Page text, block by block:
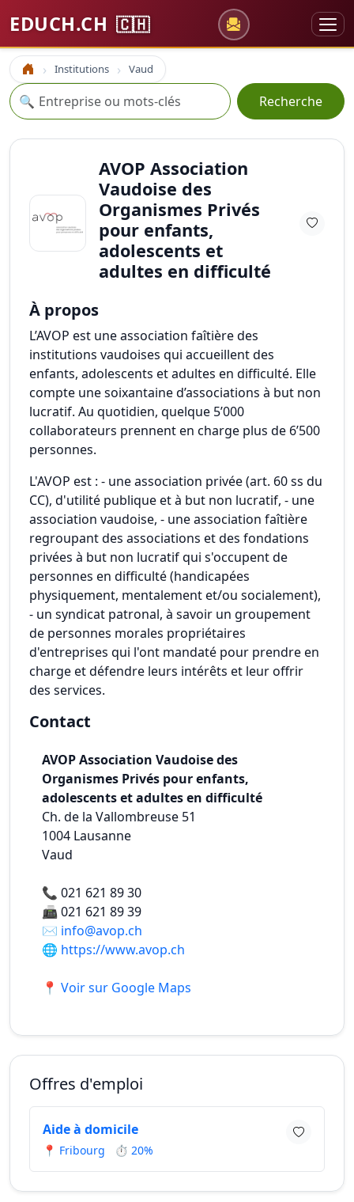
EDUCH.CH 🇨🇭
Accueil Institutions Vaud
Recherche
🔍 Recherche
AVOP Association
Vaudoise des
Organismes Privés
pour enfants,
adolescents et
adultes en difficulté
À propos
L’AVOP est une association faîtière des
institutions vaudoises qui accueillent des
enfants, adolescents et adultes en difficulté. Elle
compte une soixantaine d’associations à but non
lucratif. Au quotidien, quelque 5’000
collaborateurs prennent en charge plus de 6’500
personnes.
L'AVOP est : - une association privée (art. 60 ss du
CC), d'utilité publique et à but non lucratif, - une
association vaudoise, - une association faîtière
regroupant des associations et des fondations
privées à but non lucratif qui s'occupent de
personnes en difficulté (handicapées
physiquement, mentalement et/ou socialement),
- un syndicat patronal, à savoir un groupement
de personnes morales propriétaires
d'entreprises qui l'ont mandaté pour prendre en
charge et défendre leurs intérêts et leur offrir
des services.
Contact
AVOP Association Vaudoise des
Organismes Privés pour enfants,
adolescents et adultes en difficulté
Ch. de la Vallombreuse 51
1004 Lausanne
Vaud
📞 021 621 89 30
📠021 621 89 39
✉️ info@avop.ch
🌐 https://www.avop.ch
📍 Voir sur Google Maps
Offres d'emploi
Aide à domicile
📍 Fribourg ⏱ 20%